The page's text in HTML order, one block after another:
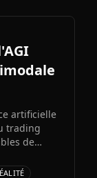
artificielle
trading
de
paris les